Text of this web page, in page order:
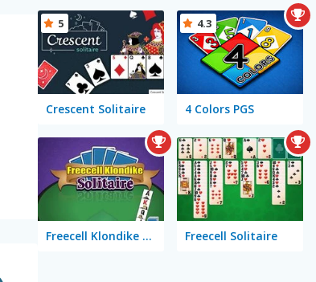
Crescent Solitaire
5
4 Colors PGS
4.3
Freecell Klondike Solitaire Freecell Solitaire